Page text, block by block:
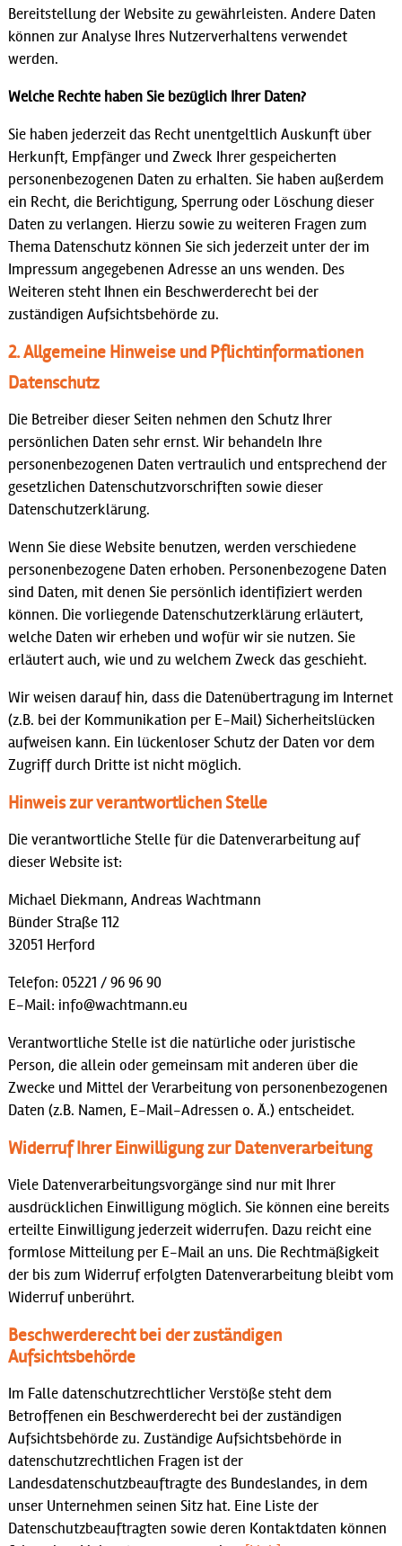
Bereitstellung der Website zu gewährleisten. Andere Daten
können zur Analyse Ihres Nutzerverhaltens verwendet
werden.
Welche Rechte haben Sie bezüglich Ihrer Daten?
Sie haben jederzeit das Recht unentgeltlich Auskunft über
Herkunft, Empfänger und Zweck Ihrer gespeicherten
personenbezogenen Daten zu erhalten. Sie haben außerdem
ein Recht, die Berichtigung, Sperrung oder Löschung dieser
Daten zu verlangen. Hierzu sowie zu weiteren Fragen zum
Thema Datenschutz können Sie sich jederzeit unter der im
Impressum angegebenen Adresse an uns wenden. Des
Weiteren steht Ihnen ein Beschwerderecht bei der
zuständigen Aufsichtsbehörde zu.
2. Allgemeine Hinweise und Pflichtinformationen
Datenschutz
Die Betreiber dieser Seiten nehmen den Schutz Ihrer
persönlichen Daten sehr ernst. Wir behandeln Ihre
personenbezogenen Daten vertraulich und entsprechend der
gesetzlichen Datenschutzvorschriften sowie dieser
Datenschutzerklärung.
Wenn Sie diese Website benutzen, werden verschiedene
personenbezogene Daten erhoben. Personenbezogene Daten
sind Daten, mit denen Sie persönlich identifiziert werden
können. Die vorliegende Datenschutzerklärung erläutert,
welche Daten wir erheben und wofür wir sie nutzen. Sie
erläutert auch, wie und zu welchem Zweck das geschieht.
Wir weisen darauf hin, dass die Datenübertragung im Internet
(z.B. bei der Kommunikation per E-Mail) Sicherheitslücken
aufweisen kann. Ein lückenloser Schutz der Daten vor dem
Zugriff durch Dritte ist nicht möglich.
Hinweis zur verantwortlichen Stelle
Die verantwortliche Stelle für die Datenverarbeitung auf
dieser Website ist:
Michael Diekmann, Andreas Wachtmann
Bünder Straße 112
32051 Herford
Telefon: 05221 / 96 96 90
E-Mail: info@wachtmann.eu
Verantwortliche Stelle ist die natürliche oder juristische
Person, die allein oder gemeinsam mit anderen über die
Zwecke und Mittel der Verarbeitung von personenbezogenen
Daten (z.B. Namen, E-Mail-Adressen o. Ä.) entscheidet.
Widerruf Ihrer Einwilligung zur Datenverarbeitung
Viele Datenverarbeitungsvorgänge sind nur mit Ihrer
ausdrücklichen Einwilligung möglich. Sie können eine bereits
erteilte Einwilligung jederzeit widerrufen. Dazu reicht eine
formlose Mitteilung per E-Mail an uns. Die Rechtmäßigkeit
der bis zum Widerruf erfolgten Datenverarbeitung bleibt vom
Widerruf unberührt.
Beschwerderecht bei der zuständigen
Aufsichtsbehörde
Im Falle datenschutzrechtlicher Verstöße steht dem
Betroffenen ein Beschwerderecht bei der zuständigen
Aufsichtsbehörde zu. Zuständige Aufsichtsbehörde in
datenschutzrechtlichen Fragen ist der
Landesdatenschutzbeauftragte des Bundeslandes, in dem
unser Unternehmen seinen Sitz hat. Eine Liste der
Datenschutzbeauftragten sowie deren Kontaktdaten können